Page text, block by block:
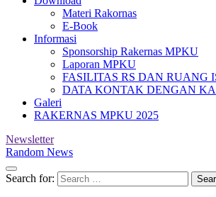
Materi Rakornas
E-Book
Informasi
Sponsorship Rakernas MPKU
Laporan MPKU
FASILITAS RS DAN RUANG
DATA KONTAK DENGAN
Galeri
RAKERNAS MPKU 2025
Newsletter
Random News
Search for: